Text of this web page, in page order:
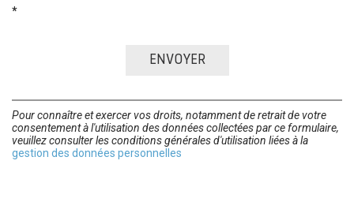
*
Pour connaître et exercer vos droits, notamment de retrait de votre
consentement à l'utilisation des données collectées par ce formulaire,
veuillez consulter les conditions générales d'utilisation liées à la
gestion des données personnelles